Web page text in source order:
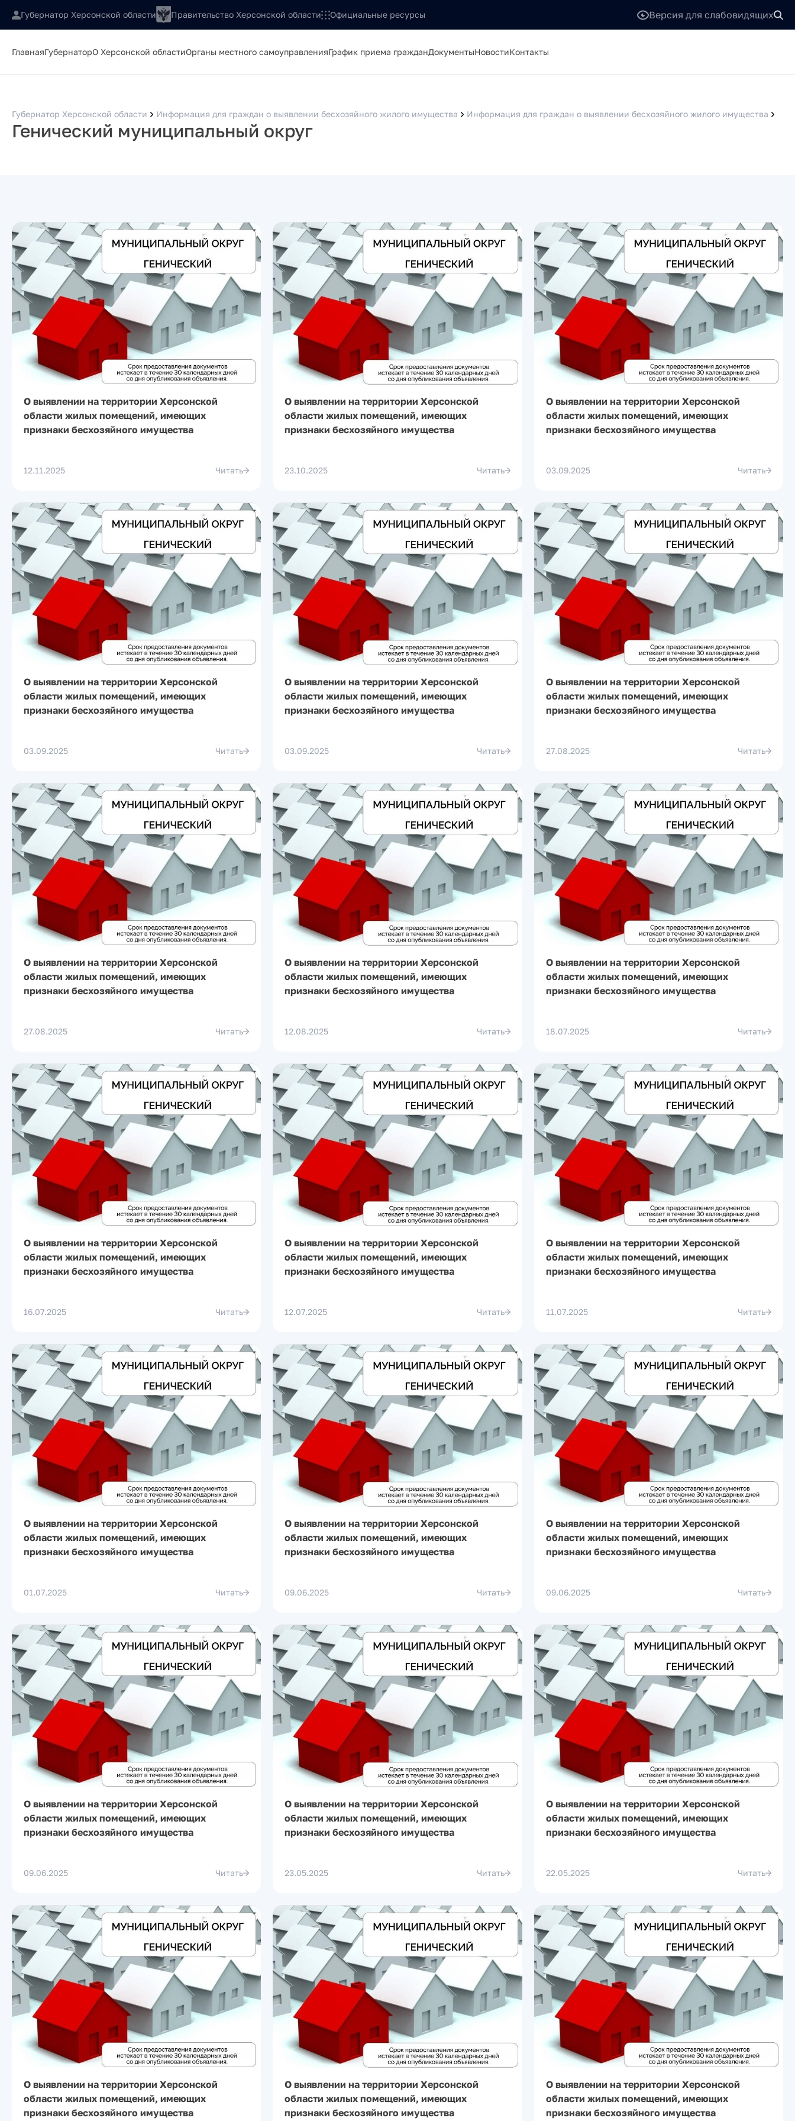
Губернатор Херсонской области Правительство Херсонской области Официальные ресурсы Версия для слабовидящих
ГлавнаяГубернаторО Херсонской областиОрганы местного самоуправленияГрафик приема гражданДокументыНовостиКонтакты
Губернатор Херсонской области Информация для граждан о выявлении бесхозяйного жилого имущества Информация для граждан о выявлении бесхозяйного жилого имущества
Генический муниципальный округ
О выявлении на территории Херсонской
области жилых помещений, имеющих
признаки бесхозяйного имущества
12.11.2025 Читать
О выявлении на территории Херсонской
области жилых помещений, имеющих
признаки бесхозяйного имущества
23.10.2025 Читать
О выявлении на территории Херсонской
области жилых помещений, имеющих
признаки бесхозяйного имущества
03.09.2025 Читать
О выявлении на территории Херсонской
области жилых помещений, имеющих
признаки бесхозяйного имущества
03.09.2025 Читать
О выявлении на территории Херсонской
области жилых помещений, имеющих
признаки бесхозяйного имущества
03.09.2025 Читать
О выявлении на территории Херсонской
области жилых помещений, имеющих
признаки бесхозяйного имущества
27.08.2025 Читать
О выявлении на территории Херсонской
области жилых помещений, имеющих
признаки бесхозяйного имущества
27.08.2025 Читать
О выявлении на территории Херсонской
области жилых помещений, имеющих
признаки бесхозяйного имущества
12.08.2025 Читать
О выявлении на территории Херсонской
области жилых помещений, имеющих
признаки бесхозяйного имущества
18.07.2025 Читать
О выявлении на территории Херсонской
области жилых помещений, имеющих
признаки бесхозяйного имущества
16.07.2025 Читать
О выявлении на территории Херсонской
области жилых помещений, имеющих
признаки бесхозяйного имущества
12.07.2025 Читать
О выявлении на территории Херсонской
области жилых помещений, имеющих
признаки бесхозяйного имущества
11.07.2025 Читать
О выявлении на территории Херсонской
области жилых помещений, имеющих
признаки бесхозяйного имущества
01.07.2025 Читать
О выявлении на территории Херсонской
области жилых помещений, имеющих
признаки бесхозяйного имущества
09.06.2025 Читать
О выявлении на территории Херсонской
области жилых помещений, имеющих
признаки бесхозяйного имущества
09.06.2025 Читать
О выявлении на территории Херсонской
области жилых помещений, имеющих
признаки бесхозяйного имущества
09.06.2025 Читать
О выявлении на территории Херсонской
области жилых помещений, имеющих
признаки бесхозяйного имущества
23.05.2025 Читать
О выявлении на территории Херсонской
области жилых помещений, имеющих
признаки бесхозяйного имущества
22.05.2025 Читать
О выявлении на территории Херсонской
области жилых помещений, имеющих
признаки бесхозяйного имущества
О выявлении на территории Херсонской
области жилых помещений, имеющих
признаки бесхозяйного имущества
О выявлении на территории Херсонской
области жилых помещений, имеющих
признаки бесхозяйного имущества